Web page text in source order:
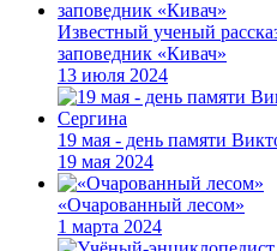
Известный ученый
заповедник «Кивач»
13 июля 2024
19 мая - день памяти
19 мая 2024
«Очарованный лесом»
1 марта 2024